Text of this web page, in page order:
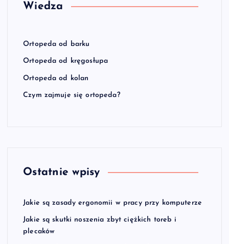
Wiedza
Ortopeda od barku
Ortopeda od kręgosłupa
Ortopeda od kolan
Czym zajmuje się ortopeda?
Ostatnie wpisy
Jakie są zasady ergonomii w pracy przy komputerze
Jakie są skutki noszenia zbyt ciężkich toreb i
plecaków